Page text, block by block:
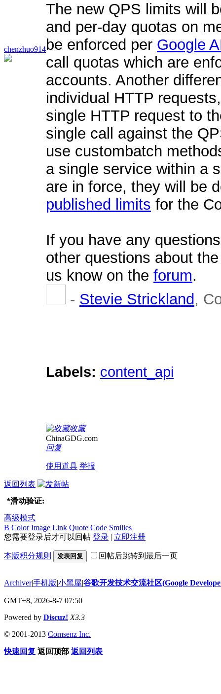
chenzhuo914
The new QPS limits will
and per-day quotas on
be enforced per Google
call quotas which are
accounts. Another
individual HTTP
single HTTP request to
single call against the
use custombatch
a single service within a
are in force, they will be
published limits for the
If you have any
other questions about
us know on the forum.
- Stevie Strickland ,
Labels: content_api
收藏
ChinaGDG.com
回复
使用道具 举报
返回列表
*滑动验证:
高级模式
B Color Image Link Quote Code Smilies
您需要登录后才可以回帖 登录 | 立即注册
本版积分规则 发表回复 回帖后跳转到最后一页
Archiver|手机版|小黑屋|谷歌开发技术交流社区(Google
GMT+8, 2026-8-7 07:50
Powered by Discuz! X3.3
© 2001-2013 Comsenz Inc.
快速回复 返回顶部 返回列表